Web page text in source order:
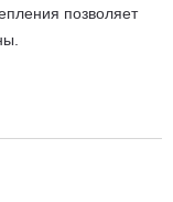
позволяет